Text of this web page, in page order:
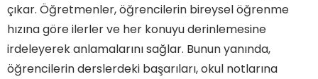
çıkar. Öğretmenler, öğrencilerin bireysel öğrenme
hızına göre ilerler ve her konuyu derinlemesine
irdeleyerek anlamalarını sağlar. Bunun yanında,
öğrencilerin derslerdeki başarıları, okul notlarına